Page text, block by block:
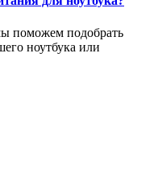
поможем подобрать
ноутбука или